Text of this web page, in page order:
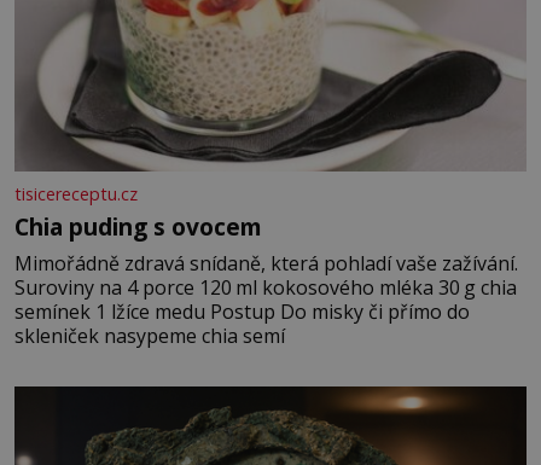
tisicereceptu.cz
Chia puding s ovocem
Mimořádně zdravá snídaně, která pohladí vaše zažívání.
Suroviny na 4 porce 120 ml kokosového mléka 30 g chia
semínek 1 lžíce medu Postup Do misky či přímo do
skleniček nasypeme chia semí